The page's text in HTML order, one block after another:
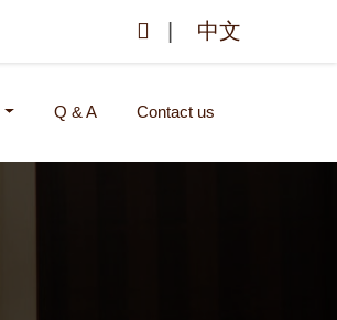
中文
Q & A Contact us